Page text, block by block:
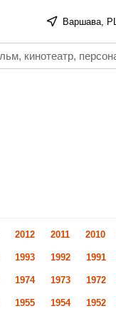
Варшава, PL
2012 2011 2010
1993 1992 1991
1974 1973 1972
1955 1954 1952